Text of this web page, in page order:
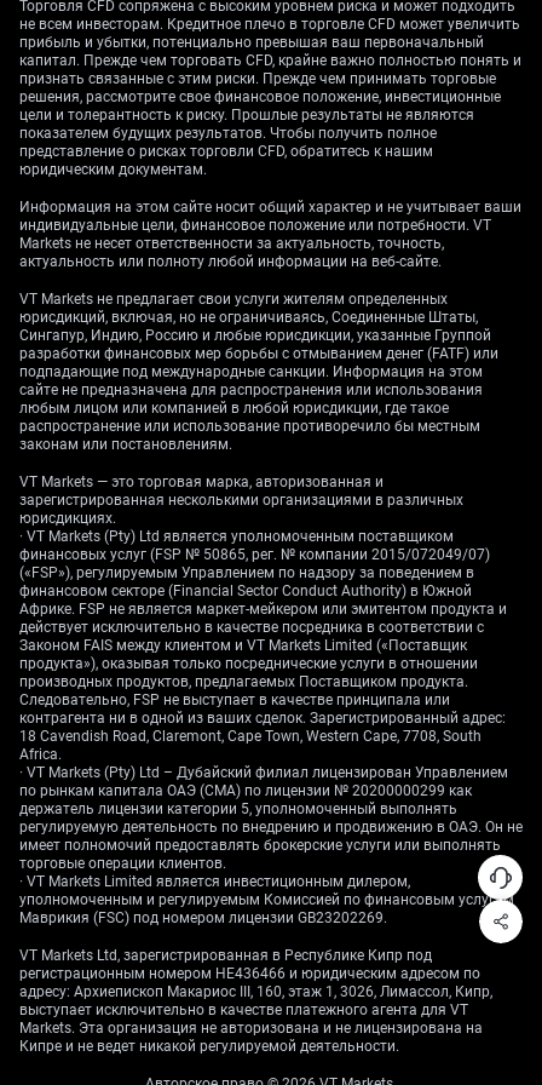
будущей ставке) сейчас закладывают менее 20%
вероятности снижения ставки на ближайшем
заседании.
Волатильность и
выводы для
инвестиционной
стратегии
Исходя из этого, мы считаем, что краткосрочная
волатильность, вероятно, останется низкой. Индекс
волатильности CBOE (VIX — показатель ожидаемых
колебаний рынка акций США) держится около
данные не дают повода для роста. Можно
рассмотреть стратегии, которые выигрывают от
спокойного рынка, например продажу опционной
премии через covered call (продажа колл‑опциона
под имеющиеся в портфеле акции/ETF, чтобы
получать доход) или «железный кондор» (iron
condor — опционная конструкция, которая обычно
зарабатывает, когда цена базового актива
остаётся в диапазоне) на крупных индексах.
На рынке ставок мы ожидаем, что доходности
казначейских облигаций США (Treasury yields —
рыночная доходность гособлигаций) останутся в
боковом диапазоне. Доходность 10‑летних US
Treasuries в последние два месяца держалась в
пределах 4,3–4,7%, и отчёт по расходам
поддерживает сохранение этого коридора.
Трейдеры могут использовать опционы на
фьючерсы на облигации (например, /ZN — фьючерс
на 10‑летние казначейские облигации) для
торговли «боковиком», а не делать ставку на
резкий выход из диапазона.
Торговля CFD сопряжена с высоким уровнем риска и может подходить
не всем инвесторам. Кредитное плечо в торговле CFD может увеличить
прибыль и убытки, потенциально превышая ваш первоначальный
капитал. Прежде чем торговать CFD, крайне важно полностью понять и
признать связанные с этим риски. Прежде чем принимать торговые
решения, рассмотрите свое финансовое положение, инвестиционные
цели и толерантность к риску. Прошлые результаты не являются
показателем будущих результатов. Чтобы получить полное
представление о рисках торговли CFD, обратитесь к нашим
юридическим документам.
Информация на этом сайте носит общий характер и не учитывает ваши
индивидуальные цели, финансовое положение или потребности. VT
Markets не несет ответственности за актуальность, точность,
актуальность или полноту любой информации на веб-сайте.
VT Markets не предлагает свои услуги жителям определенных
юрисдикций, включая, но не ограничиваясь, Соединенные Штаты,
Сингапур, Индию, Россию и любые юрисдикции, указанные Группой
разработки финансовых мер борьбы с отмыванием денег (FATF) или
подпадающие под международные санкции. Информация на этом
сайте не предназначена для распространения или использования
любым лицом или компанией в любой юрисдикции, где такое
распространение или использование противоречило бы местным
законам или постановлениям.
VT Markets — это торговая марка, авторизованная и
зарегистрированная несколькими организациями в различных
юрисдикциях.
· VT Markets (Pty) Ltd является уполномоченным поставщиком
финансовых услуг (FSP № 50865, рег. № компании 2015/072049/07)
(«FSP»), регулируемым Управлением по надзору за поведением в
финансовом секторе (Financial Sector Conduct Authority) в Южной
Африке. FSP не является маркет-мейкером или эмитентом продукта и
действует исключительно в качестве посредника в соответствии с
Законом FAIS между клиентом и VT Markets Limited («Поставщик
продукта»), оказывая только посреднические услуги в отношении
производных продуктов, предлагаемых Поставщиком продукта.
Следовательно, FSP не выступает в качестве принципала или
контрагента ни в одной из ваших сделок. Зарегистрированный адрес:
18 Cavendish Road, Claremont, Cape Town, Western Cape, 7708, South
Africa.
· VT Markets (Pty) Ltd – Дубайский филиал лицензирован Управлением
по рынкам капитала ОАЭ (CMA) по лицензии № 20200000299 как
держатель лицензии категории 5, уполномоченный выполнять
регулируемую деятельность по внедрению и продвижению в ОАЭ. Он не
имеет полномочий предоставлять брокерские услуги или выполнять
торговые операции клиентов.
· VT Markets Limited является инвестиционным дилером,
уполномоченным и регулируемым Комиссией по финансовым услугам
Маврикия (FSC) под номером лицензии GB23202269.
VT Markets Ltd, зарегистрированная в Республике Кипр под
регистрационным номером HE436466 и юридическим адресом по
адресу: Архиепископ Макариос III, 160, этаж 1, 3026, Лимассол, Кипр,
выступает исключительно в качестве платежного агента для VT
Markets. Эта организация не авторизована и не лицензирована на
Кипре и не ведет никакой регулируемой деятельности.